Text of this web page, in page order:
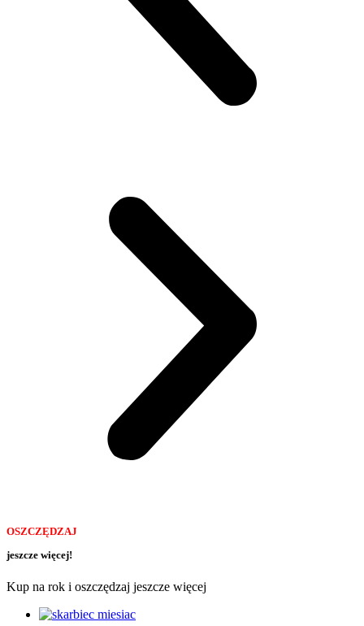
OSZCZĘDZAJ
jeszcze więcej!
Kup na rok i oszczędzaj jeszcze więcej